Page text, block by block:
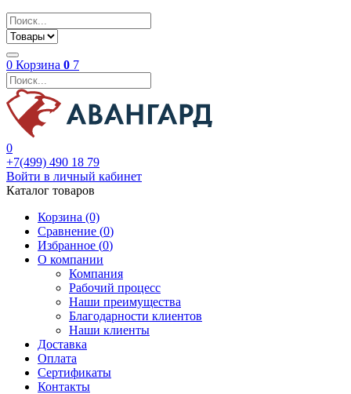
0 Корзина 0 7
0
+7(499) 490 18 79
Войти в личный кабинет
Каталог товаров
Корзина (0)
Сравнение (0)
Избранное (0)
О компании
Компания
Рабочий процесс
Наши преимущества
Благодарности клиентов
Наши клиенты
Доставка
Оплата
Сертификаты
Контакты